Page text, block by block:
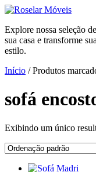
Ir
o
conteúdo
Explore nossa seleção
sua casa e transforme
estilo.
Início / Produtos
sofá
Exibindo um único